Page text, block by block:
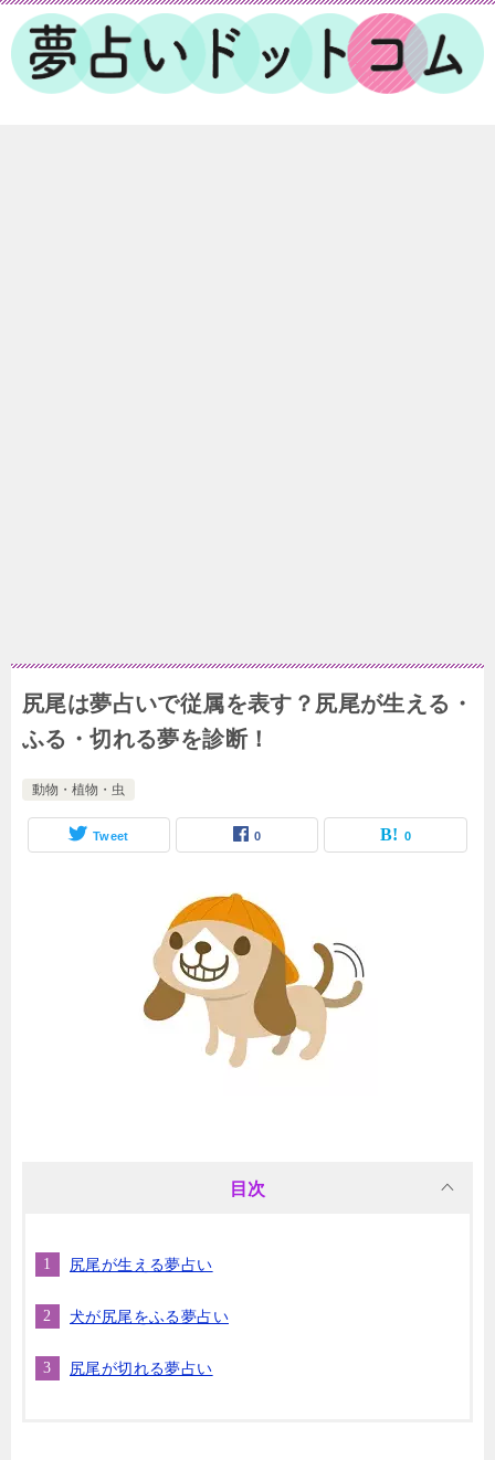
尻尾は夢占いで従属を表す？尻尾が生える・
ふる・切れる夢を診断！
動物・植物・虫
Tweet 0 0
目次
尻尾が生える夢占い
犬が尻尾をふる夢占い
尻尾が切れる夢占い